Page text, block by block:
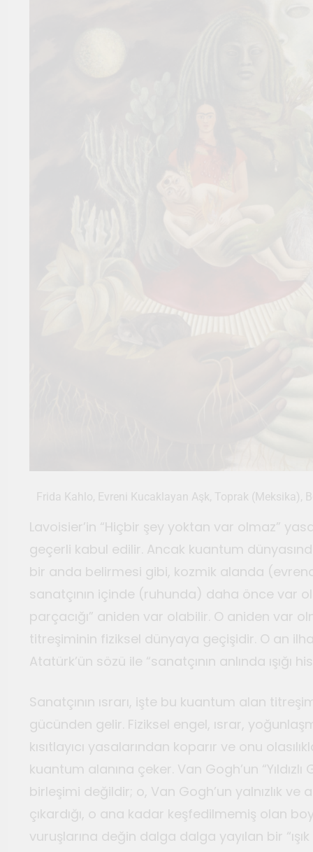
Frida Kahlo, Evreni Kucaklayan Aşk, Toprak (Meksika),
Lavoisier’in “Hiçbir şey yoktan var olmaz”
geçerli kabul edilir. Ancak kuantum
bir anda belirmesi gibi, kozmik alanda
sanatçının içinde (ruhunda) daha önce var
parçacığı” aniden var olabilir. O aniden var
titreşiminin fiziksel dünyaya geçişidir. O an
Atatürk’ün sözü ile “sanatçının anlında ışığı
Sanatçının ısrarı, işte bu kuantum alan
gücünden gelir. Fiziksel engel, ısrar,
kısıtlayıcı yasalarından koparır ve onu
kuantum alanına çeker. Van Gogh’un
birleşimi değildir; o, Van Gogh’un yalnızlık ve
çıkardığı, o ana kadar keşfedilmemiş olan
vuruşlarına değin dalga dalga yayılan bir “ışık